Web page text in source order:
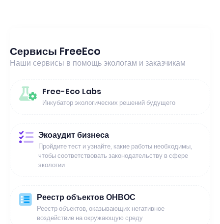
Сервисы FreeEco
Наши сервисы в помощь экологам и заказчикам
Free-Eco Labs
Инкубатор экологических решений будущего
Экоаудит бизнеса
Пройдите тест и узнайте, какие работы необходимы,
чтобы соответствовать законодательству в сфере
экологии
Реестр объектов ОНВОС
Реестр объектов, оказывающих негативное
воздействие на окружающую среду